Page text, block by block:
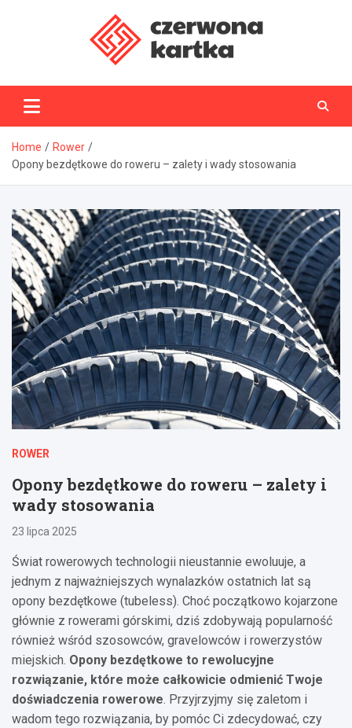
CzerwonaKartka.pl
Home
Rower
Opony bezdętkowe do roweru – zalety i wady stosowania
ROWER
Opony bezdętkowe do roweru – zalety i
wady stosowania
23 lipca 2025
Świat rowerowych technologii nieustannie ewoluuje, a
jednym z najważniejszych wynalazków ostatnich lat są
opony bezdętkowe (tubeless). Choć początkowo kojarzone
głównie z rowerami górskimi, dziś zdobywają popularność
również wśród szosowców, gravelowców i rowerzystów
miejskich. Opony bezdętkowe to rewolucyjne
rozwiązanie, które może całkowicie odmienić Twoje
doświadczenia rowerowe. Przyjrzyjmy się zaletom i
wadom tego rozwiązania, by pomóc Ci zdecydować, czy